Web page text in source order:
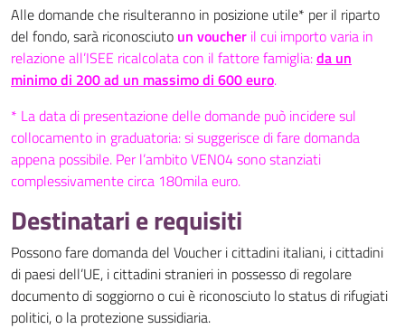
Alle domande che risulteranno in posizione utile* per il riparto
del fondo, sarà riconosciuto un voucher il cui importo varia in
relazione all’ISEE ricalcolata con il fattore famiglia:da un
minimo di 200 ad un massimo di 600 euro.
* La data di presentazione delle domande può incidere sul
collocamento in graduatoria: si suggerisce di fare domanda
appena possibile. Per l’ambito VEN04 sono stanziati
complessivamente circa 180mila euro.
Destinatari e requisiti
Possono fare domanda del Voucher i cittadini italiani, i cittadini
di paesi dell’UE, i cittadini stranieri in possesso di regolare
documento di soggiorno o cui è riconosciuto lo status di rifugiati
politici, o la protezione sussidiaria.